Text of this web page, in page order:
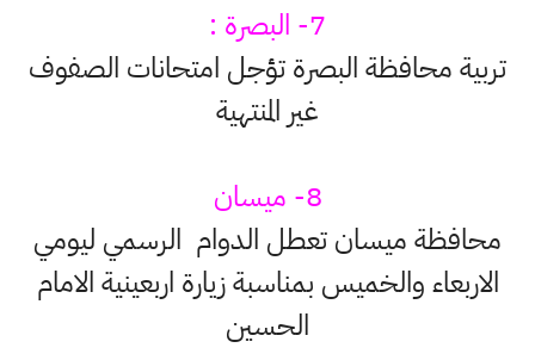
7- البصرة :
تربية محافظة البصرة تؤجل امتحانات الصفوف
غير المنتهية
8- ميسان
محافظة ميسان تعطل الدوام الرسمي ليومي
الاربعاء والخميس بمناسبة زيارة اربعينية الامام
الحسين